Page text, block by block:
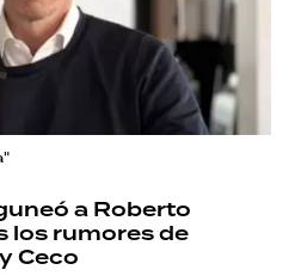
a Roberto
los rumores de
Ceco